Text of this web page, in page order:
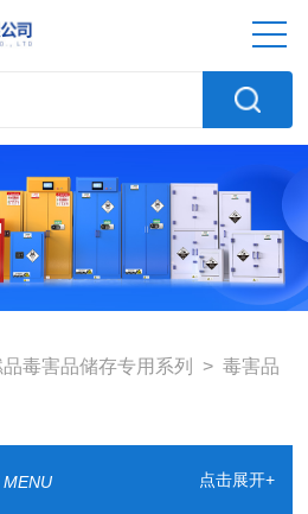
毒害品储存专用系列 >毒害品
点击展开+